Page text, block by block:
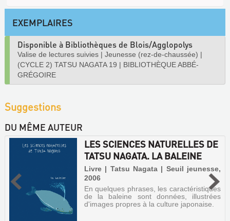
EXEMPLAIRES
Disponible à Bibliothèques de Blois/Agglopolys
Valise de lectures suivies | Jeunesse (rez-de-chaussée) |
(CYCLE 2) TATSU NAGATA 19 | BIBLIOTHÈQUE ABBÉ-
GRÉGOIRE
Suggestions
DU MÊME AUTEUR
LES SCIENCES NATURELLES DE
TATSU NAGATA. LA BALEINE
Livre | Tatsu Nagata | Seuil jeunesse,
2006
En quelques phrases, les caractéristiques
de la baleine sont données, illustrées
d'images propres à la culture japonaise.